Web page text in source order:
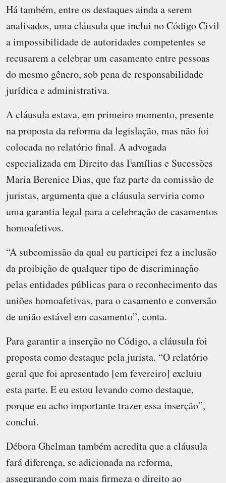
Há também, entre os destaques ainda a serem
analisados, uma cláusula que inclui no Código Civil
a impossibilidade de autoridades competentes se
recusarem a celebrar um casamento entre pessoas
do mesmo gênero, sob pena de responsabilidade
jurídica e administrativa.
A cláusula estava, em primeiro momento, presente
na proposta da reforma da legislação, mas não foi
colocada no relatório final. A advogada
especializada em Direito das Famílias e Sucessões
Maria Berenice Dias, que faz parte da comissão de
juristas, argumenta que a cláusula serviria como
uma garantia legal para a celebração de casamentos
homoafetivos.
“A subcomissão da qual eu participei fez a inclusão
da proibição de qualquer tipo de discriminação
pelas entidades públicas para o reconhecimento das
uniões homoafetivas, para o casamento e conversão
de união estável em casamento”, conta.
Para garantir a inserção no Código, a cláusula foi
proposta como destaque pela jurista. “O relatório
geral que foi apresentado [em fevereiro] excluiu
esta parte. E eu estou levando como destaque,
porque eu acho importante trazer essa inserção”,
conclui.
Débora Ghelman também acredita que a cláusula
fará diferença, se adicionada na reforma,
assegurando com mais firmeza o direito ao